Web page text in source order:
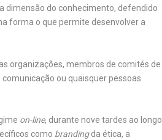
dimensão do conhecimento, defendido
forma o que permite desenvolver a
organizações, membros de comités de
ou quaisquer pessoas
on-line, durante nove tardes ao longo
como brandingda ética, a